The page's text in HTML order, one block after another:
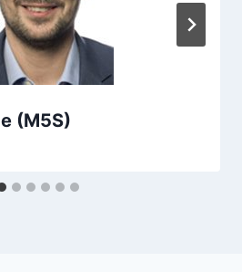
(M5S)